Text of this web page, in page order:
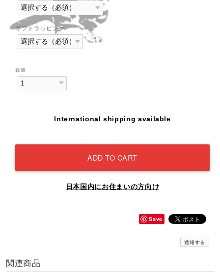
ギフトラッピング
数量
International shipping available
ADD TO CART
日本国内にお住まいの方向け
Save
通報する
関連商品